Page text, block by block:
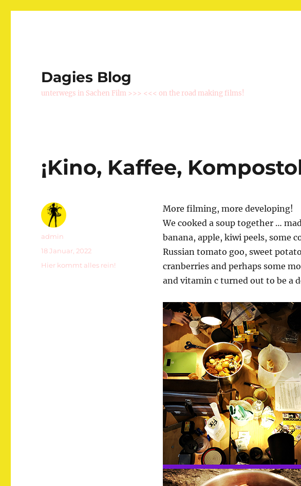
Dagies Blog
unterwegs in Sachen Film >>> <<< on the road making films!
¡Kino, Kaffee,
More filming, more developing!
We cooked a soup together …
banana, apple, kiwi peels, some
Russian tomato goo, sweet
cranberries and perhaps some
and vitamin c turned out to be a
Autor
admin
Veröffentlicht
am
18 Januar, 2022
Kategorien
Hier kommt alles rein!